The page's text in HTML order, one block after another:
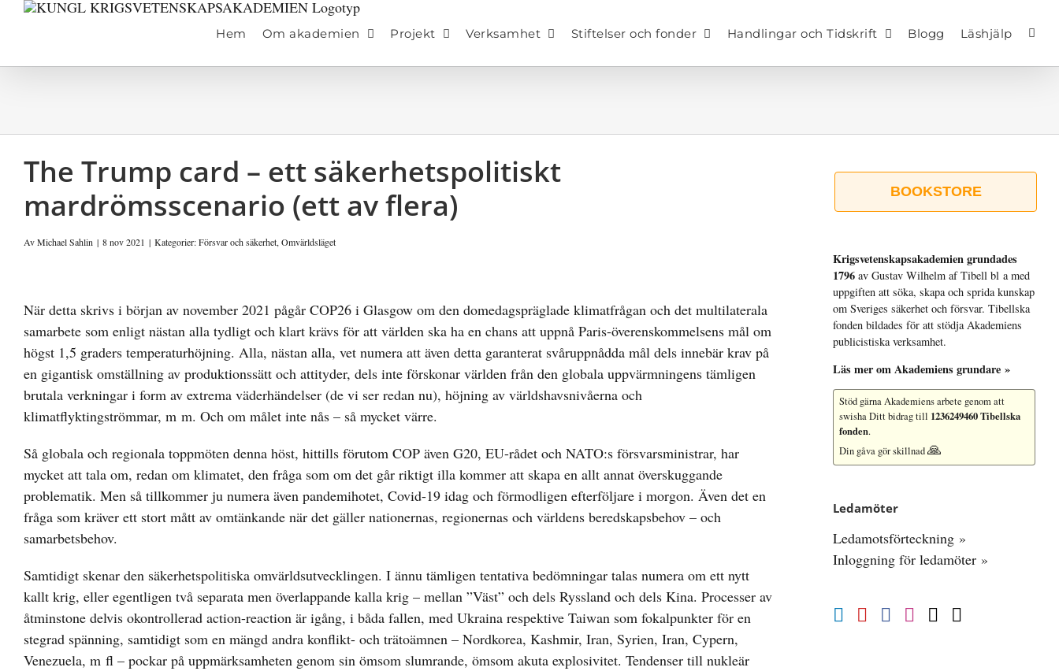
Fortsätt
Hem Om akademien Projekt Verksamhet Stiftelser och fonder Handlingar och Tidskrift Blogg Läshjälp
The Trump card – ett säkerhetspolitiskt
mardrömsscenario (ett av flera)
AvMichael Sahlin | 8 nov 2021 | Kategorier:Försvar och säkerhet, Omvärldsläget
större
bild
När detta skrivs i början av november 2021 pågår COP26 i Glasgow om den domedagspräglade klimatfrågan och det multilaterala
samarbete som enligt nästan alla tydligt och klart krävs för att världen ska ha en chans att uppnå Paris-överenskommelsens mål om
högst 1,5 graders temperaturhöjning. Alla, nästan alla, vet numera att även detta garanterat svåruppnådda mål dels innebär krav på
en gigantisk omställning av produktionssätt och attityder, dels inte förskonar världen från den globala uppvärmningens tämligen
brutala verkningar i form av extrema väderhändelser (de vi ser redan nu), höjning av världshavsnivåerna och
klimatflyktingströmmar, m m. Och om målet inte nås – så mycket värre.
Så globala och regionala toppmöten denna höst, hittills förutom COP även G20, EU-rådet och NATO:s försvarsministrar, har
mycket att tala om, redan om klimatet, den fråga som om det går riktigt illa kommer att skapa en allt annat överskuggande
problematik. Men så tillkommer ju numera även pandemihotet, Covid-19 idag och förmodligen efterföljare i morgon. Även det en
fråga som kräver ett stort mått av omtänkande när det gäller nationernas, regionernas och världens beredskapsbehov – och
samarbetsbehov.
Samtidigt skenar den säkerhetspolitiska omvärldsutvecklingen. I ännu tämligen tentativa bedömningar talas numera om ett nytt
kallt krig, eller egentligen två separata men överlappande kalla krig – mellan ”Väst” och dels Ryssland och dels Kina. Processer av
åtminstone delvis okontrollerad action-reaction är igång, i båda fallen, med Ukraina respektive Taiwan som fokalpunkter för en
stegrad spänning, samtidigt som en mängd andra konflikt- och trätoämnen – Nordkorea, Kashmir, Iran, Syrien, Iran, Cypern,
Venezuela, m fl – pockar på uppmärksamheten genom sin ömsom slumrande, ömsom akuta explosivitet. Tendenser till nukleär
BOOKSTORE
Krigsvetenskap­sakademien grundades
1796 av Gustav Wilhelm af Tibell bl a med
uppgiften att söka, skapa och sprida kunskap
om Sveriges säkerhet och försvar. Tibellska
fonden bildades för att stödja Akademiens
publicistiska verksamhet.
Läs mer om Akademiens grundare »
Stöd gärna Akademiens arbete genom att
swisha Ditt bidrag till 1236249460 Tibellska
fonden.
Din gåva gör skillnad🙏
Ledamöter
Ledamotsförteckning »
Inloggning för ledamöter »